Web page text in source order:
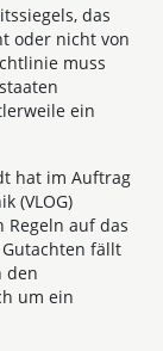
das
oder nicht von
muss
ein
hat im Auftrag
(VLOG)
auf das
Gutachten fällt
den
um ein